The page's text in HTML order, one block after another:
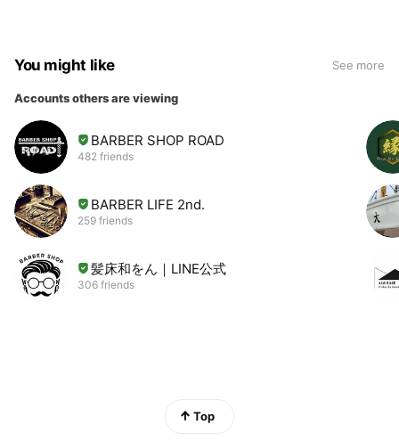
You might like See more
Accounts others are viewing
BARBER SHOP ROAD
482 friends
BARBER LIFE 2nd.
259 friends
髪床和をん｜LINE公式
306 friends
Top